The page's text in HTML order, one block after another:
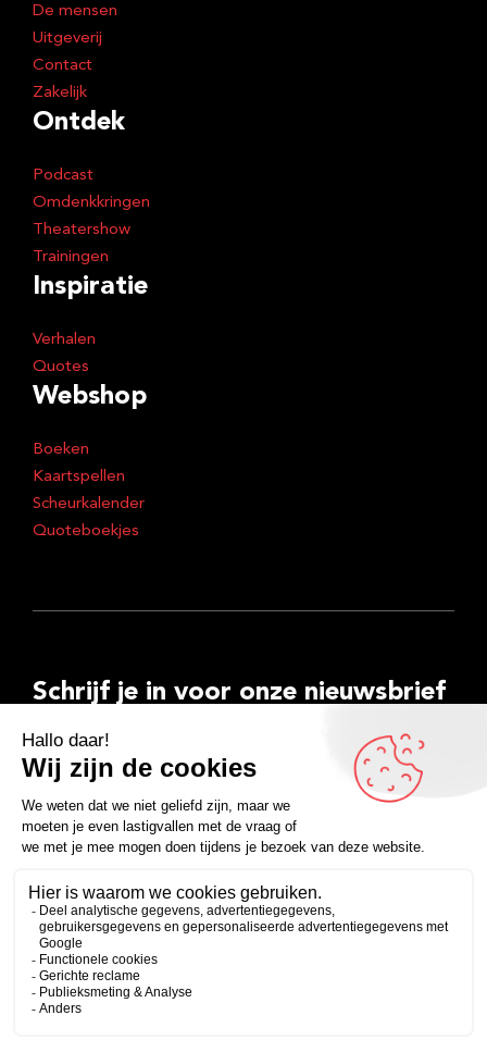
De mensen
Uitgeverij
Contact
Zakelijk
Ontdek
Podcast
Omdenkkringen
Theatershow
Trainingen
Inspiratie
Verhalen
Quotes
Webshop
Boeken
Kaartspellen
Scheurkalender
Quoteboekjes
Schrijf je in voor onze nieuwsbrief
E-
mailadres
Inschrijven
FacebookInstagramLinkedInYouTubeSpotify
Copyright 2026